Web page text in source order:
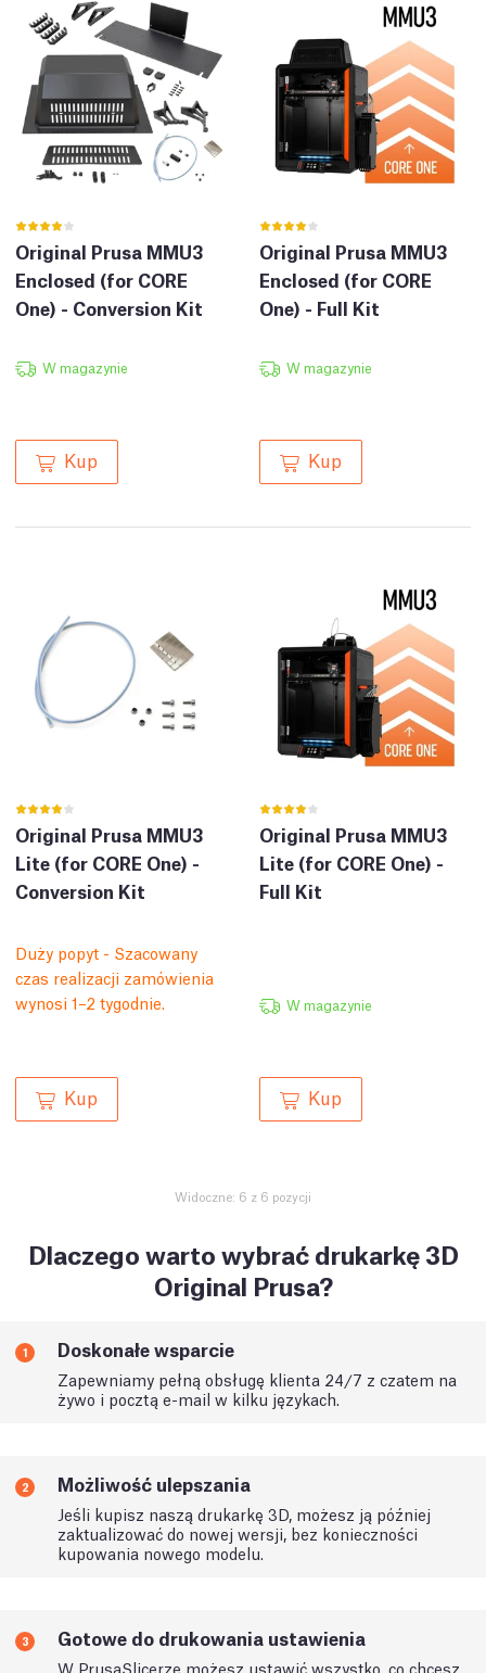
Original Prusa MMU3
Enclosed (for CORE
One) - Conversion Kit
W magazynie
Kup
Original Prusa MMU3
Enclosed (for CORE
One) - Full Kit
W magazynie
Kup
Original Prusa MMU3
Lite (for CORE One) -
Conversion Kit
Duży popyt - Szacowany
czas realizacji zamówienia
wynosi 1–2 tygodnie.
Kup
Original Prusa MMU3
Lite (for CORE One) -
Full Kit
W magazynie
Kup
Widoczne: 6 z 6 pozycji
Dlaczego warto wybrać drukarkę 3D
Original Prusa?
1 Doskonałe wsparcie
Zapewniamy pełną obsługę klienta 24/7 z czatem na
żywo i pocztą e-mail w kilku językach.
2 Możliwość ulepszania
Jeśli kupisz naszą drukarkę 3D, możesz ją później
zaktualizować do nowej wersji, bez konieczności
kupowania nowego modelu.
3 Gotowe do drukowania ustawienia
W PrusaSlicerze możesz ustawić wszystko, co chcesz.